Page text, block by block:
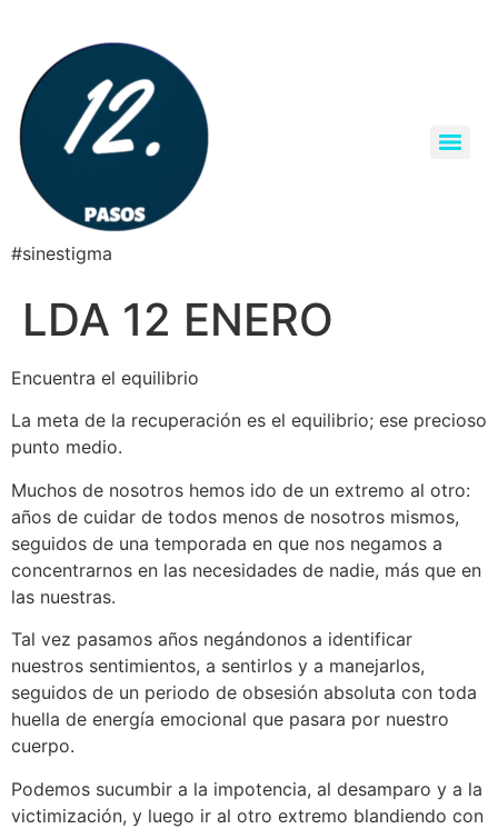
#sinestigma
LDA 12 ENERO
Encuentra el equilibrio
La meta de la recuperación es el equilibrio; ese precioso
punto medio.
Muchos de nosotros hemos ido de un extremo al otro:
años de cuidar de todos menos de nosotros mismos,
seguidos de una temporada en que nos negamos a
concentrarnos en las necesidades de nadie, más que en
las nuestras.
Tal vez pasamos años negándonos a identificar
nuestros sentimientos, a sentirlos y a manejarlos,
seguidos de un periodo de obsesión absoluta con toda
huella de energía emocional que pasara por nuestro
cuerpo.
Podemos sucumbir a la impotencia, al desamparo y a la
victimización, y luego ir al otro extremo blandiendo con